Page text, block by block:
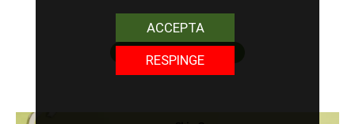
189 lei
adaugă în coș
ACCEPTA
RESPINGE